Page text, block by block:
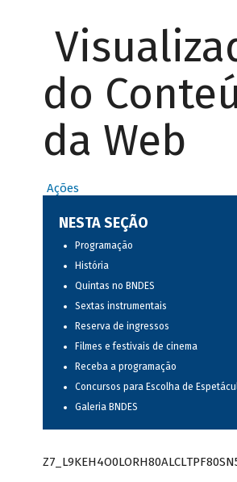
do
da Web
Ações
NESTA SEÇÃO
Programação
História
Quintas no BNDES
Sextas instrumentais
Reserva de ingressos
Filmes e festivais de cinema
Receba a programação
Concursos para Escolha de
Galeria BNDES